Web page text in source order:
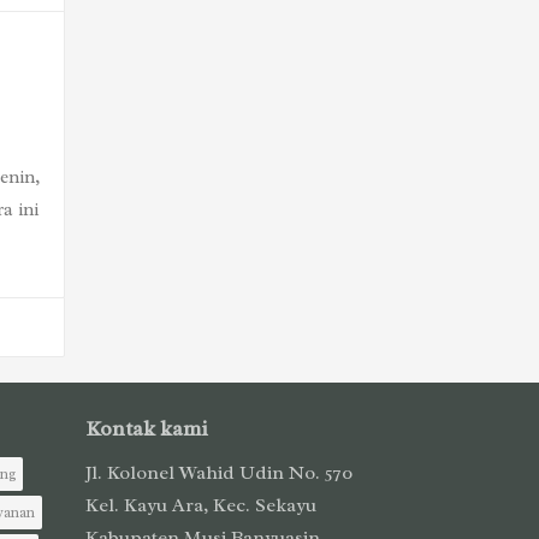
ini
Kontak kami
Jl. Kolonel Wahid Udin No. 570
Kel. Kayu Ara, Kec. Sekayu